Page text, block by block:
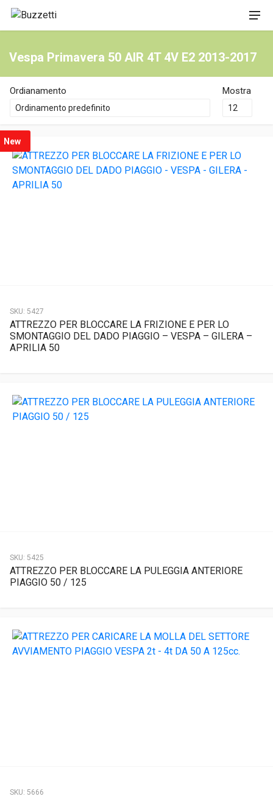
Vespa Primavera 50 AIR 4T 4V E2 2013-2017
Ordianamento Mostra
New
SKU: 5427
ATTREZZO PER BLOCCARE LA FRIZIONE E PER LO
SMONTAGGIO DEL DADO PIAGGIO – VESPA – GILERA –
APRILIA 50
SKU: 5425
ATTREZZO PER BLOCCARE LA PULEGGIA ANTERIORE
PIAGGIO 50 / 125
SKU: 5666